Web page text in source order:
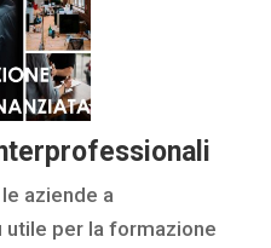
aziende a
utile per la formazione